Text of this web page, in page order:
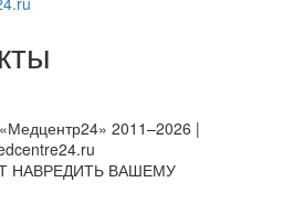
2011–2026 |
НАВРЕДИТЬ ВАШЕМУ